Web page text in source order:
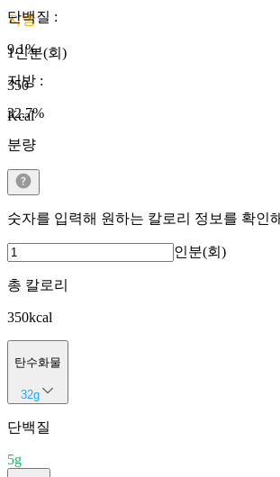
지방
1인분(회)
350
Kcal
단백질 :
9.1%
지방 :
32.7%
분량
숫자를 입력해 원하는 칼로리 정보를 확인
인분(회)
총 칼로리
350kcal
탄수화물
32g
단백질
5g